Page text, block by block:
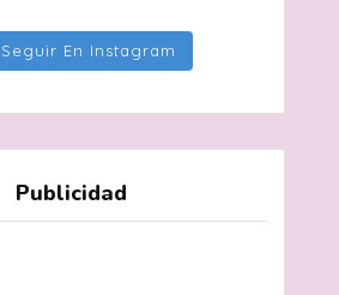
Seguir En Instagram
Publicidad